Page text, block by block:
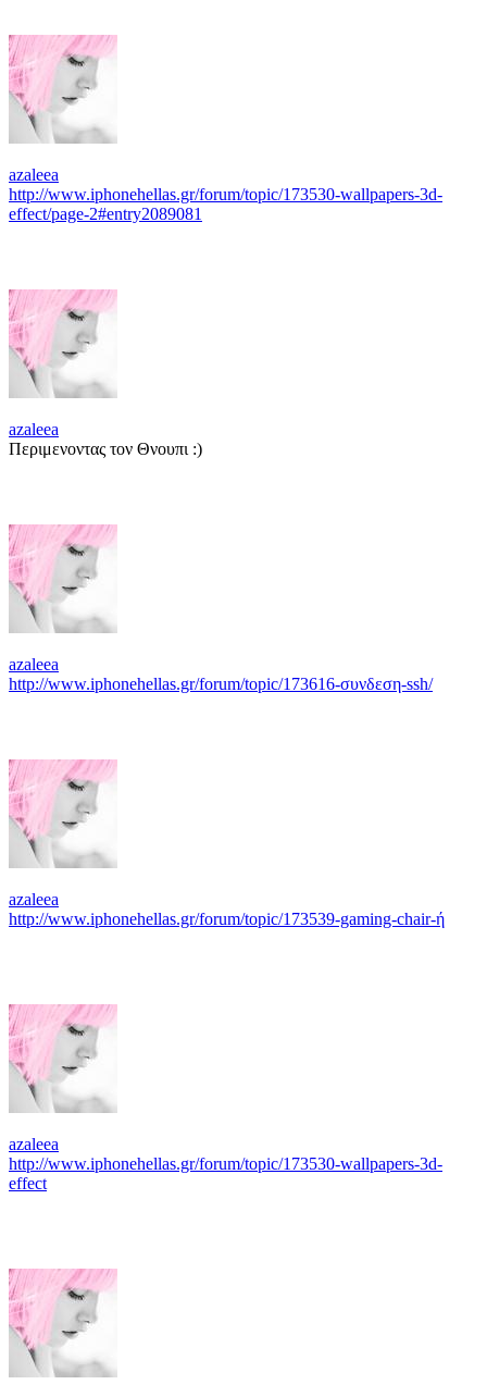
azaleea
http://www.iphonehellas.gr/forum/topic/173530-wallpapers-3d-
effect/page-2#entry2089081
azaleea
Περιμενοντας τον Θνουπι :)
azaleea
http://www.iphonehellas.gr/forum/topic/173616-συνδεση-ssh/
azaleea
http://www.iphonehellas.gr/forum/topic/173539-gaming-chair-ή
azaleea
http://www.iphonehellas.gr/forum/topic/173530-wallpapers-3d-
effect